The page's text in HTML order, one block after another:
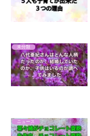
未分類
ニュース